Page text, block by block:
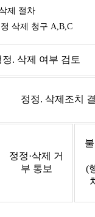
제 절차
삭제 청구 A,B,C
정. 삭제 여부 검토
정정. 삭제조치
정정·삭제 거
부 통보
(